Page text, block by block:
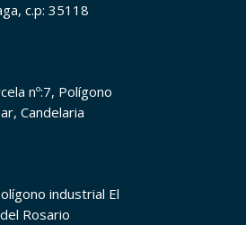
c.p: 35118
nº:7, Polígono
Candelaria
industrial El
Rosario